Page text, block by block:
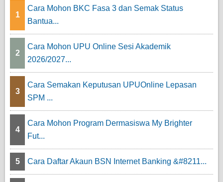
1
Cara Mohon BKC Fasa 3 dan Semak Status
Bantua...
2
Cara Mohon UPU Online Sesi Akademik
2026/2027...
3
Cara Semakan Keputusan UPUOnline Lepasan
SPM ...
4
Cara Mohon Program Dermasiswa My Brighter
Fut...
5 Cara Daftar Akaun BSN Internet Banking &#8211...